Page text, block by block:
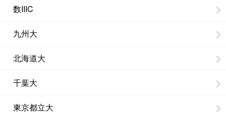
数IIIC
九州大
北海道大
千葉大
東京都立大